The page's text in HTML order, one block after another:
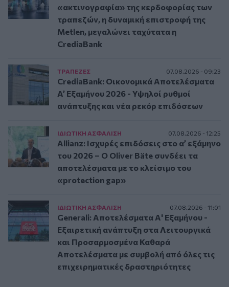
«ακτινογραφία» της κερδοφορίας των
τραπεζών, η δυναμική επιστροφή της
Metlen, μεγαλώνει ταχύτατα η
CrediaBank
ΤΡAΠΕΖΕΣ 07.08.2026 - 09:23
CrediaBank: Οικονομικά Αποτελέσματα
A’ Εξαμήνου 2026 - Υψηλοί ρυθμοί
ανάπτυξης και νέα ρεκόρ επιδόσεων
ΙΔΙΩΤΙΚΗ ΑΣΦAΛΙΣΗ 07.08.2026 - 12:25
Allianz: Ισχυρές επιδόσεις στο α’ εξάμηνο
του 2026 – Ο Oliver Bäte συνδέει τα
αποτελέσματα με το κλείσιμο του
«protection gap»
ΙΔΙΩΤΙΚΗ ΑΣΦAΛΙΣΗ 07.08.2026 - 11:01
Generali: Αποτελέσματα Α' Εξαμήνου -
Εξαιρετική ανάπτυξη στα Λειτουργικά
και Προσαρμοσμένα Καθαρά
Αποτελέσματα με συμβολή από όλες τις
επιχειρηματικές δραστηριότητες